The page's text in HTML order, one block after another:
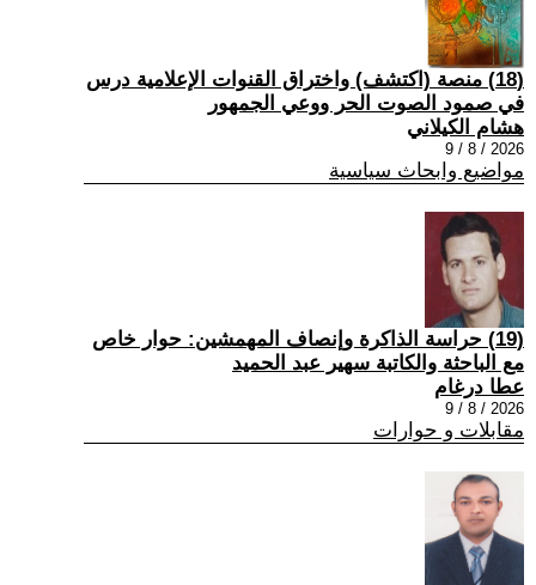
(18) منصة (اكتشف) واختراق القنوات الإعلامية درس
في صمود الصوت الحر ووعي الجمهور
هشام الكيلاني
2026 / 8 / 9
مواضيع وابحاث سياسية
(19) حراسة الذاكرة وإنصاف المهمشين: حوار خاص
مع الباحثة والكاتبة سهير عبد الحميد
عطا درغام
2026 / 8 / 9
مقابلات و حوارات